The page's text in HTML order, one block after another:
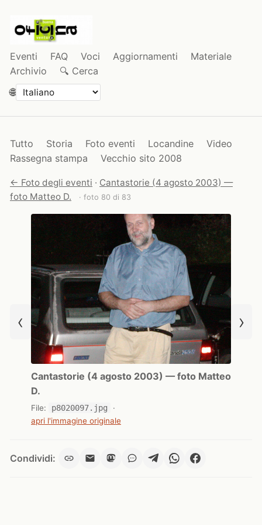
Eventi FAQ Voci Aggiornamenti
Materiale
Archivio
🔍 Cerca
🌐
Tutto Storia Foto eventi Locandine
Video
Rassegna stampa
Vecchio sito 2008
← Foto degli eventi · Cantastorie (4 agosto 2003) —
foto Matteo D.
· foto 80 di 83
‹
Cantastorie (4 agosto 2003) — foto Matteo
D.
File: p8020097.jpg
·
apri l'immagine originale
›
Condividi: